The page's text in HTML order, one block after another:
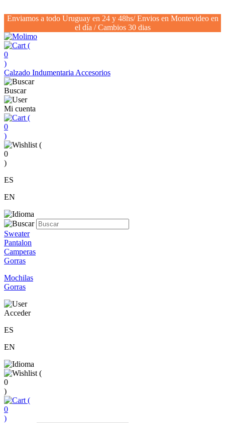
Enviamos a todo Uruguay en 24 y 48hs/ Envios en Montevideo en
el día / Cambios 30 dias
(
0
)
Calzado Indumentaria Accesorios
Buscar
Mi cuenta
(
0
)
(
0
)
ES
EN
Sweater
Pantalon
Camperas
Gorras
Mochilas
Gorras
Acceder
ES
EN
(
0
)
(
0
)